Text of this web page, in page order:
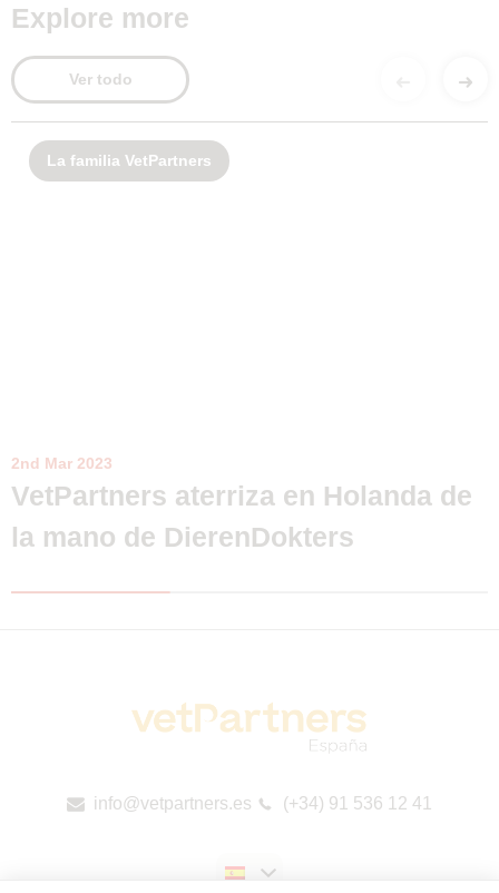
Explore more
Ver todo
La familia VetPartners
2nd Mar 2023
VetPartners aterriza en Holanda de
la mano de DierenDokters
info@vetpartners.es (+34) 91 536 12 41